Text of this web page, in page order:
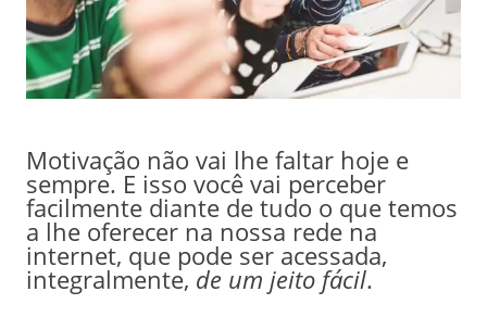
Motivação não vai lhe faltar hoje e
sempre. E isso você vai perceber
facilmente diante de tudo o que temos
a lhe oferecer na nossa rede na
internet, que pode ser acessada,
integralmente, de um jeito fácil.